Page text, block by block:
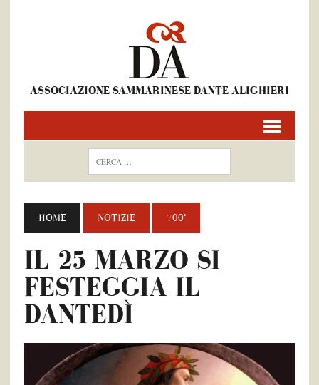
ASSOCIAZIONE SAMMARINESE DANTE ALIGHIERI
HOME NOTIZIE 700°
IL 25 MARZO SI
FESTEGGIA IL
DANTEDÌ